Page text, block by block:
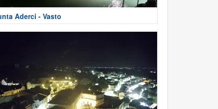
Aderci - Vasto